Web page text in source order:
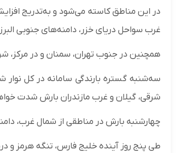
در این مناطق کاسته می‌شود و به‌تدریج افزایش
غرب سواحل دریای خزر، دامنه‌های جنوبی
همچنین در جنوب تهران، سمنان و در
سه‌شنبه گستره بارندگی سامانه در کل
شرقی، گیلان و غرب مازندران بارش شدت
چهارشنبه بارش در مناطقی از شمال غرب،
طی پنج روز آینده خلیج فارس، تنگه هرمز و